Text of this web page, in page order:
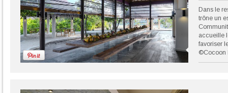
Dans le
trône un
accueille
favoriser
©Cocoon